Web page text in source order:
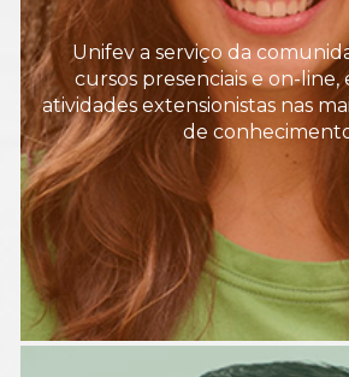
Unifev a serviço da
cursos presenciais e on-
atividades extensionistas nas
de